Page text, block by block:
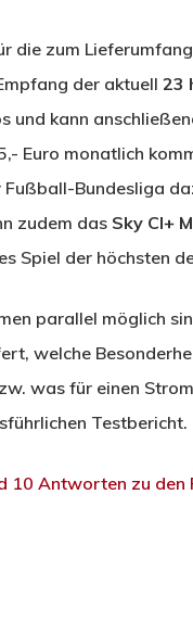
die zum
der aktuell 23
und kann
Euro monatlich
Fußball-Bundesliga
zudem das Sky CI+
Spiel der höchsten
parallel möglich
welche
was für einen
Testbericht.
10 Antworten zu den